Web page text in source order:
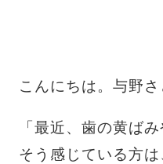
こんにちは。与野
「最近、歯の黄ば
そう感じている方